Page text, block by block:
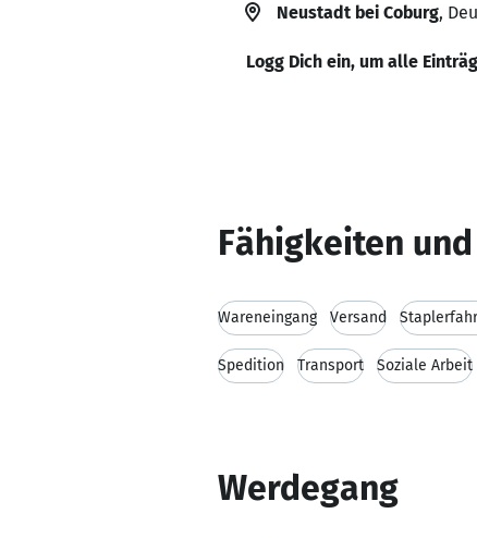
Neustadt bei Coburg,
Logg Dich ein, um alle
Fähigkeiten
Wareneingang Versand
Spedition Transport Soziale Arbeit
Werdegang